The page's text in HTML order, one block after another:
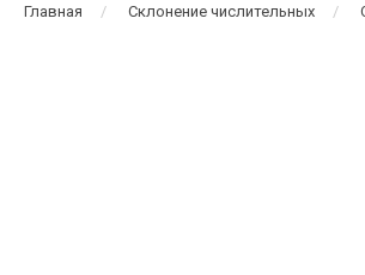
Главная Склонение числительных